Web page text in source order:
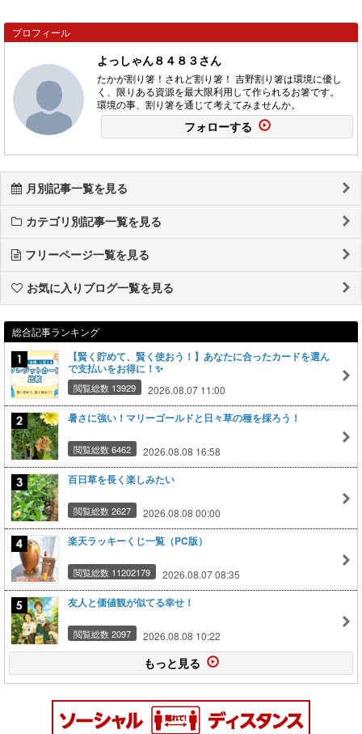
プロフィール
よっしゃん８４８３さん
たかが割り箸！されど割り箸！ 吉野割り箸は環境に優し
く、限りある資源を最大限利用して作られるお箸です。
環境の事、割り箸を通じて考えてみませんか。
フォローする
月別記事一覧を見る
カテゴリ別記事一覧を見る
フリーページ一覧を見る
お気に入りブログ一覧を見る
総合記事ランキング
【賢く貯めて、賢く使おう！】あなたに合ったカードを選ん
で支払いをお得に！✨
閲覧総数 13929 2026.08.07 11:00
暑さに強い！マリーゴールドと日々草の種を採ろう！
閲覧総数 6462 2026.08.08 16:58
百日草を長く楽しみたい
閲覧総数 2627 2026.08.08 00:00
楽天ラッキーくじ一覧（PC版）
閲覧総数 11202179 2026.08.07 08:35
友人と価値観が似てる幸せ！
閲覧総数 2097 2026.08.08 10:22
もっと見る